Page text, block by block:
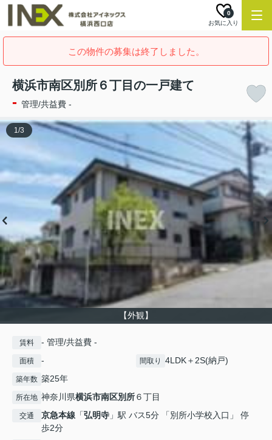
お気に入り
0
この物件の募集は終了しました。
横浜市南区別所６丁目の一戸建て
- 管理/共益費 -
【外観】
1/3
賃料 - 管理/共益費 -
面積 - 間取り 4LDK＋2S(納戸)
築年数 築25年
所在地 神奈川県横浜市南区別所６丁目
交通 京急本線 「弘明寺 」駅 バス5分 「別所小学校入口」 停
歩2分